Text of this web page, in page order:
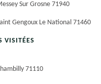
Sur Grosne 71940
Gengoux Le National 71460
VISITÉES
71110